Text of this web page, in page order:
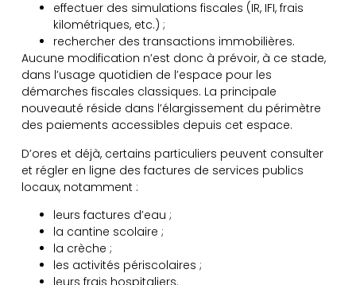
effectuer des simulations fiscales (IR, IFI, frais
kilométriques, etc.) ;
rechercher des transactions immobilières.
Aucune modification n’est donc à prévoir, à ce stade,
dans l’usage quotidien de l’espace pour les
démarches fiscales classiques. La principale
nouveauté réside dans l’élargissement du périmètre
des paiements accessibles depuis cet espace.
D’ores et déjà, certains particuliers peuvent consulter
et régler en ligne des factures de services publics
locaux, notamment :
leurs factures d’eau ;
la cantine scolaire ;
la crèche ;
les activités périscolaires ;
leurs frais hospitaliers.